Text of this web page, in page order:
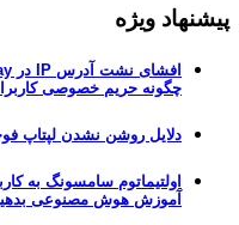
پیشنهاد ویژه
چگونه حریم خصوصی
دلایل روشن نشدن لپتاپ
اولتیماتوم سامسونگ به
آموزش هوش مصنوعی